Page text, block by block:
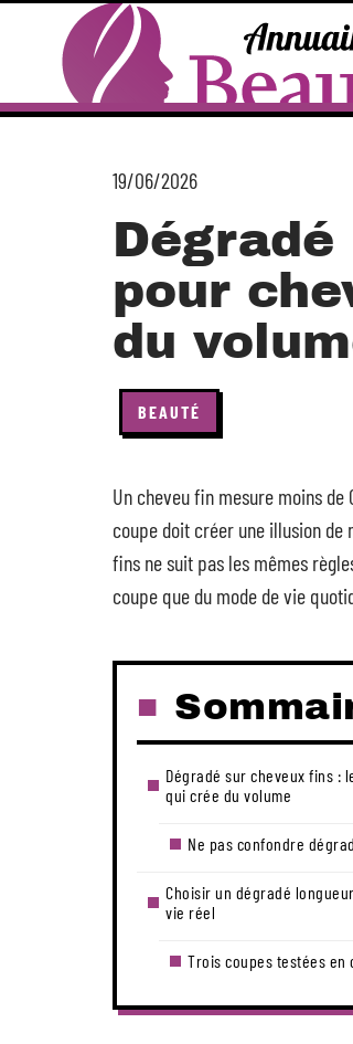
19/06/2026
pour
du
BEAUTÉ
Un cheveu fin mesure moins de
coupe doit créer une illusion
fins ne suit pas les mêmes
coupe que du mode de vie
Dégradé sur cheveux fins :
qui crée du volume
Ne pas confondre
Choisir un dégradé
vie réel
Trois coupes testées en